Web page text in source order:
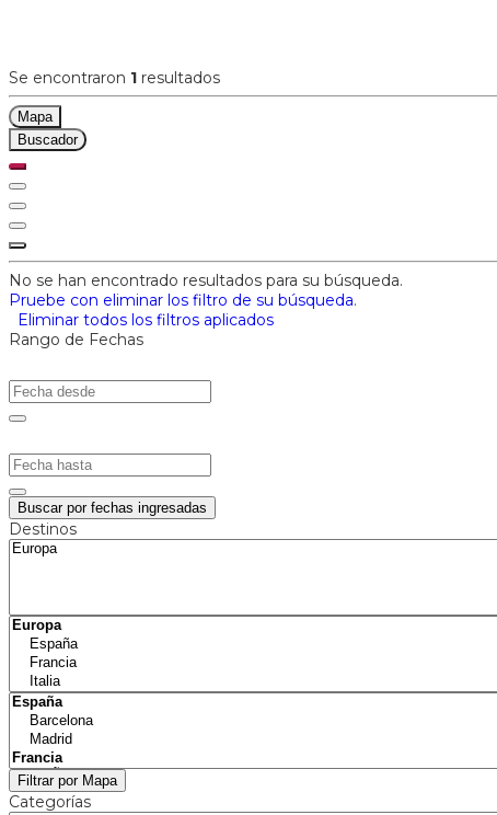
Se encontraron 1 resultados
Mapa
Buscador
No se han encontrado resultados para su búsqueda.
Pruebe con eliminar los filtro de su búsqueda.
Eliminar todos los filtros aplicados
Rango de Fechas
Buscar por fechas ingresadas
Destinos
Filtrar por Mapa
Categorías